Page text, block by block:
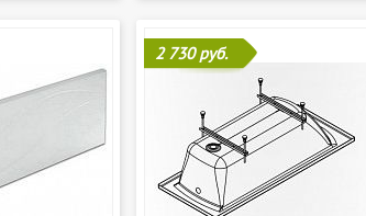
2 730 руб.